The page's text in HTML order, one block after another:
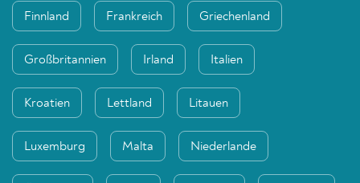
Finnland Frankreich Griechenland
Großbritannien Irland Italien
Kroatien Lettland Litauen
Luxemburg Malta Niederlande